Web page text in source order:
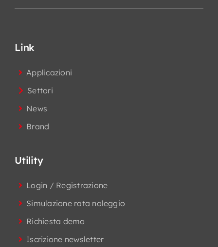
Link
Applicazioni
Settori
News
Brand
Utility
Login / Registrazione
Simulazione rata noleggio
Richiesta demo
Iscrizione newsletter